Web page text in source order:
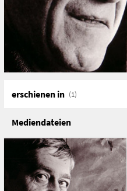
erschienen in (1)
Mediendateien